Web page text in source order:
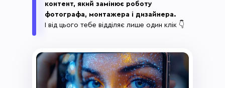
контент, який замінює роботу
фотографа, монтажера і дизайнера.
І від цього тебе відділяє лише один клік 👇